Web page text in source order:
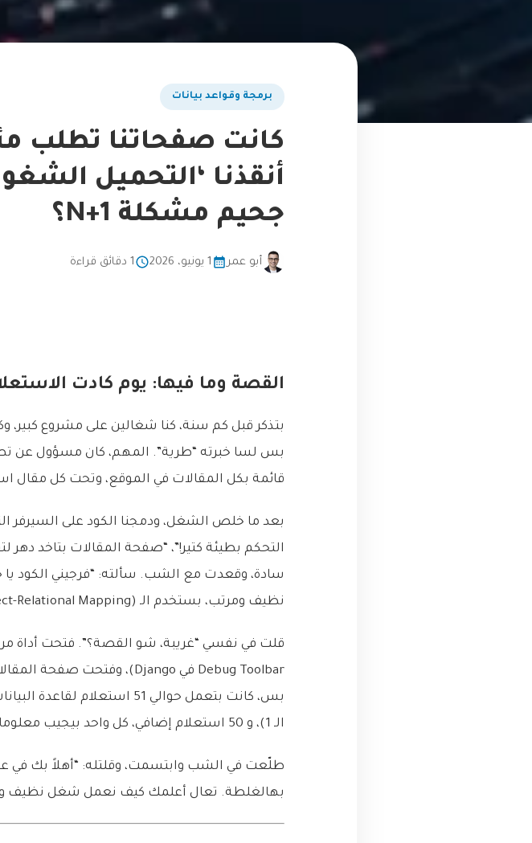
برمجة وقواعد بيانات
كانت صفحاتنا تطلب
جحيم مشكلة N+1؟
أبو عمر 1 يونيو، 2026 1 دقائق قراءة
القصة وما فيها: يوم كادت
بتذكر قبل كم سنة، كنا شغالين على مشروع
بس لسا خبرته “طرية”. المهم، كان مسؤول
قائمة بكل المقالات في الموقع، وتحت كل
بعد ما خلص الشغل، ودمجنا الكود على السيرفر
التحكم بطيئة كتير!”، “صفحة المقالات بتاخد
سادة، وقعدت مع الشب. سألته: “فرجيني الكود يا
نظيف ومرتب، بستخدم الـ ORM (Object-Relational Mapping) زي ما الكتاب بيقول.
بس، كانت بتعمل حوالي 51
الـ 1)، و 50 استعلام إضافي، كل واحد بيجيب معلومات الكاتب لمقال واحد (هاد هو الـ N).
بهالغلطة. تعال أعلمك كيف نعمل شغل نظيف